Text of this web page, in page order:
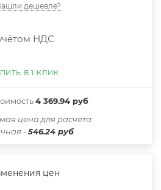
дешевле?
НДС
В 1 КЛИК
4 369.94 руб
цена для расчёта:
-546.24 руб
цен